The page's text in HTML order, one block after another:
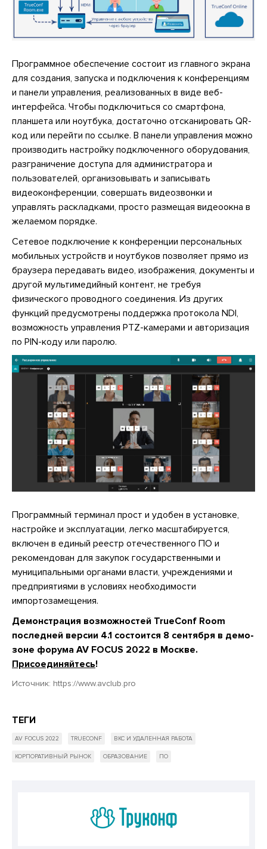
Программное обеспечение состоит из главного экрана
для создания, запуска и подключения к конференциям
и панели управления, реализованных в виде веб-
интерфейса. Чтобы подключиться со смартфона,
планшета или ноутбука, достаточно отсканировать QR-
код или перейти по ссылке. В панели управления можно
производить настройку подключенного оборудования,
разграничение доступа для администратора и
пользователей, организовывать и записывать
видеоконференции, совершать видеозвонки и
управлять раскладками, просто размещая видеоокна в
желаемом порядке.
Сетевое подключение к конференции персональных
мобильных устройств и ноутбуков позволяет прямо из
браузера передавать видео, изображения, документы и
другой мультимедийный контент, не требуя
физического проводного соединения. Из других
функций предусмотрены поддержка протокола NDI,
возможность управления PTZ-камерами и авторизация
по PIN-коду или паролю.
Программный терминал прост и удобен в установке,
настройке и эксплуатации, легко масштабируется,
включен в единый реестр отечественного ПО и
рекомендован для закупок государственными и
муниципальными органами власти, учреждениями и
предприятиями в условиях необходимости
импортозамещения.
Демонстрация возможностей TrueConf Room
последней версии 4.1 состоится 8 сентября в демо-
зоне форума AV FOCUS 2022 в Москве.
Присоединяйтесь!
Источник: https://www.avclub.pro
ТЕГИ
AV FOCUS 2022 TRUECONF ВКС И УДАЛЕННАЯ РАБОТА
КОРПОРАТИВНЫЙ РЫНОК ОБРАЗОВАНИЕ ПО